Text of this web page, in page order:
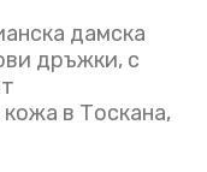
дамска
дръжки, с
в Тоскана,